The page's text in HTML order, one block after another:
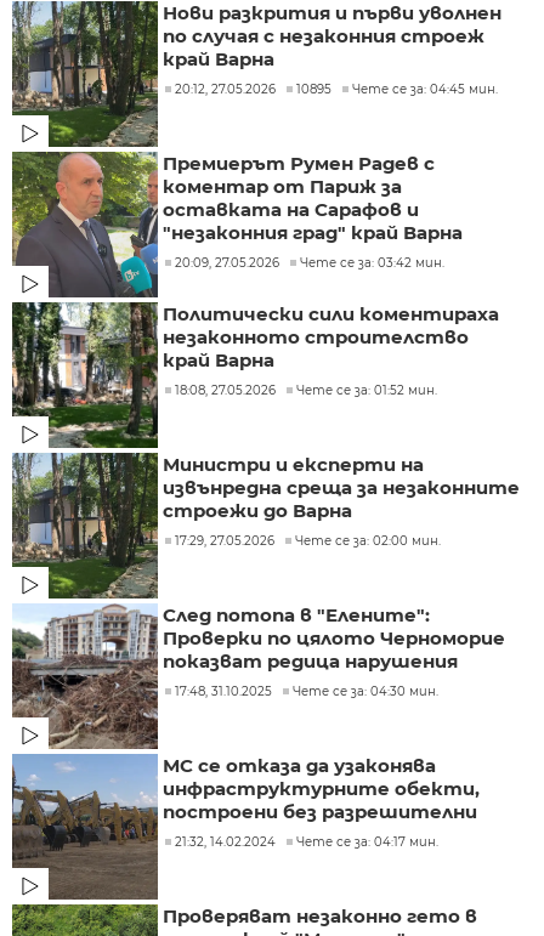
Нови разкрития и първи уволнен
по случая с незаконния строеж
край Варна
20:12, 27.05.2026 10895 Чете се за: 04:45 мин.
Премиерът Румен Радев с
коментар от Париж за
оставката на Сарафов и
"незаконния град" край Варна
20:09, 27.05.2026 Чете се за: 03:42 мин.
Политически сили коментираха
незаконното строителство
край Варна
18:08, 27.05.2026 Чете се за: 01:52 мин.
Министри и експерти на
извънредна среща за незаконните
строежи до Варна
17:29, 27.05.2026 Чете се за: 02:00 мин.
След потопа в "Елените":
Проверки по цялото Черноморие
показват редица нарушения
17:48, 31.10.2025 Чете се за: 04:30 мин.
МС се отказа да узаконява
инфраструктурните обекти,
построени без разрешителни
21:32, 14.02.2024 Чете се за: 04:17 мин.
Проверяват незаконно гето в